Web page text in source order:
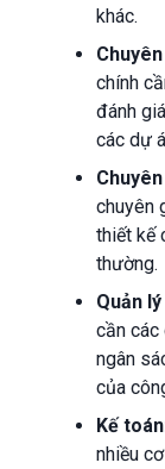
khác.
chính
đánh
các dự
chuyên
thiết kế
thường.
Quản
cần các
ngân
của
Kế
nhiều